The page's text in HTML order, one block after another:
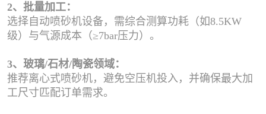
2、批量加工：
选择自动喷砂机设备，需综合测算功耗（如8.5KW
级）与气源成本（≥7bar压力）。
3、玻璃/石材/陶瓷领域：
推荐离心式喷砂机，避免空压机投入，并确保最大加
工尺寸匹配订单需求。